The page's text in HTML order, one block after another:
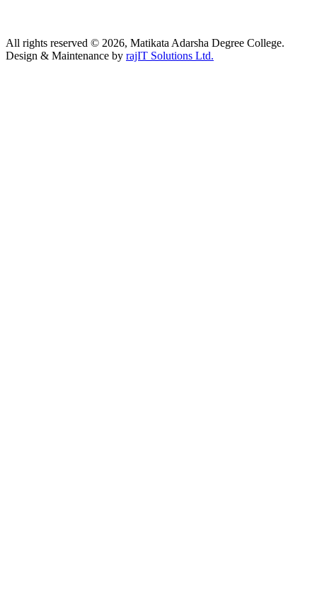
All rights reserved © 2026, Matikata Adarsha Degree College.
Design & Maintenance by rajIT Solutions Ltd.